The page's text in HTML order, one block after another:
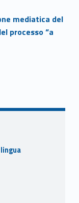
mediatica del
processo “a